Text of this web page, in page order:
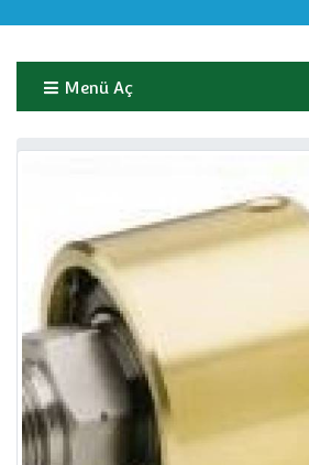
Menü Aç
İlaçlama Arabaları Yedek
İlaçlama Döner Dirsek (Yeni